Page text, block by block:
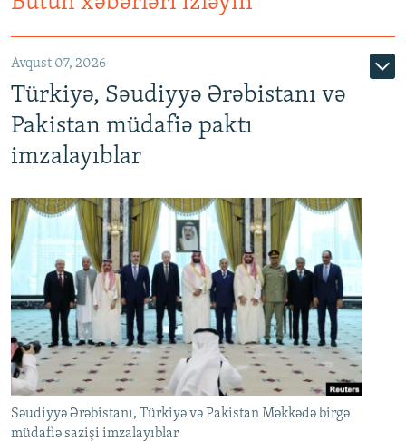
Avqust 07, 2026
Türkiyə, Səudiyyə Ərəbistanı və
Pakistan müdafiə paktı
imzalayıblar
Səudiyyə Ərəbistanı, Türkiyə və Pakistan Məkkədə birgə
müdafiə sazişi imzalayıblar